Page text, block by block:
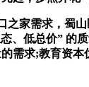
家需求，蜀
、低总价” 的
需求;教育资